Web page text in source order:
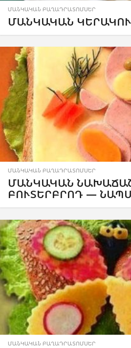
ՄԱՆԿԱԿԱՆ ԲԱՂԱԴՐԱՏՈՄՍԵՐ
ՄԱՆԿԱԿԱՆ
ՄԱՆԿԱԿԱՆ ԲԱՂԱԴՐԱՏՈՄՍԵՐ
ՄԱՆԿԱԿԱՆ
ԲՈՒՏԵՐԲՐՈԴ —
ՄԱՆԿԱԿԱՆ ԲԱՂԱԴՐԱՏՈՄՍԵՐ